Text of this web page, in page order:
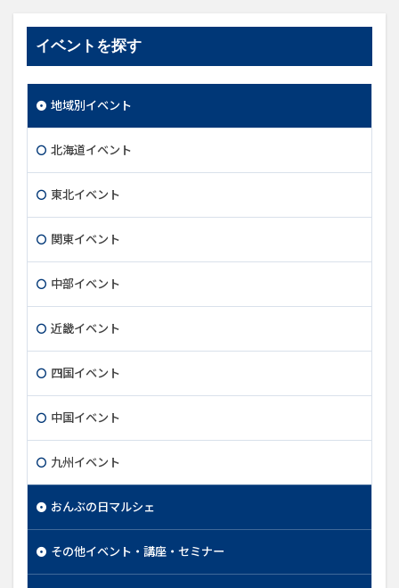
イベントを探す
地域別イベント
北海道イベント
東北イベント
関東イベント
中部イベント
近畿イベント
四国イベント
中国イベント
九州イベント
おんぶの日マルシェ
その他イベント・講座・セミナー